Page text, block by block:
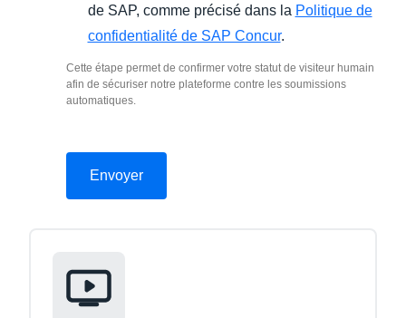
de SAP, comme précisé dans la Politique de
confidentialité de SAP Concur.
Cette étape permet de confirmer votre statut de visiteur humain
afin de sécuriser notre plateforme contre les soumissions
automatiques.